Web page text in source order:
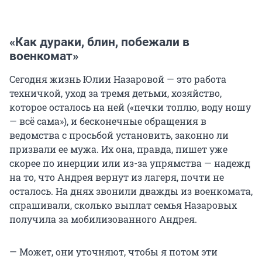
«Как дураки, блин, побежали в
военкомат»
Сегодня жизнь Юлии Назаровой — это работа
техничкой, уход за тремя детьми, хозяйство,
которое осталось на ней («печки топлю, воду ношу
— всё сама»), и бесконечные обращения в
ведомства с просьбой установить, законно ли
призвали ее мужа. Их она, правда, пишет уже
скорее по инерции или из-за упрямства — надежд
на то, что Андрея вернут из лагеря, почти не
осталось. На днях звонили дважды из военкомата,
спрашивали, сколько выплат семья Назаровых
получила за мобилизованного Андрея.
— Может, они уточняют, чтобы я потом эти